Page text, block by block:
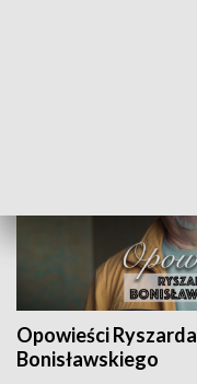
Opowieści Ryszarda
Bonisławskiego